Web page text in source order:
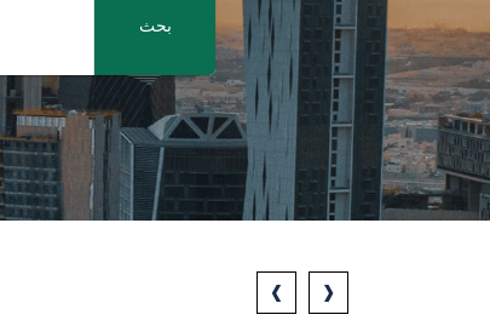
بحث
‹ ›